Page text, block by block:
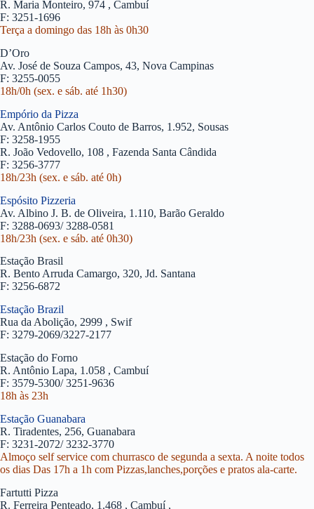
R. Maria Monteiro, 974 , Cambuí
F: 3251-1696
Terça a domingo das 18h às 0h30
D’Oro
Av. José de Souza Campos, 43, Nova Campinas
F: 3255-0055
18h/0h (sex. e sáb. até 1h30)
Empório da Pizza
Av. Antônio Carlos Couto de Barros, 1.952, Sousas
F: 3258-1955
R. João Vedovello, 108 , Fazenda Santa Cândida
F: 3256-3777
18h/23h (sex. e sáb. até 0h)
Espósito Pizzeria
Av. Albino J. B. de Oliveira, 1.110, Barão Geraldo
F: 3288-0693/ 3288-0581
18h/23h (sex. e sáb. até 0h30)
Estação Brasil
R. Bento Arruda Camargo, 320, Jd. Santana
F: 3256-6872
Estação Brazil
Rua da Abolição, 2999 , Swif
F: 3279-2069/3227-2177
Estação do Forno
R. Antônio Lapa, 1.058 , Cambuí
F: 3579-5300/ 3251-9636
18h às 23h
Estação Guanabara
R. Tiradentes, 256, Guanabara
F: 3231-2072/ 3232-3770
Almoço self service com churrasco de segunda a sexta. A noite todos
os dias Das 17h a 1h com Pizzas,lanches,porções e pratos ala-carte.
Fartutti Pizza
R. Ferreira Penteado, 1.468 , Cambuí ,